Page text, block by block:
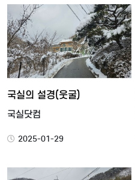
국실의 설경(웃굴)
국실닷컴
2025-01-29